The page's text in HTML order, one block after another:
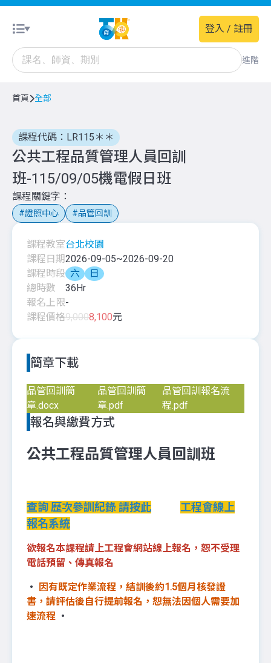
進階
登入 / 註冊
首頁 全部
課程代碼：LR115＊＊
公共工程品質管理人員回訓
班-115/09/05機電假日班
課程關鍵字
證照中心 品管回訓
課程教室台北校園
課程日期2026-09-05~2026-09-20
課程時段 六
日
總時數
36Hr
報名上限-
課程價格9,0008,100元
簡章下載
品管回訓簡
章.docx
品管回訓簡
章.pdf
品管回訓報名流
程.pdf
報名與繳費方式
公共工程品質管理人員回訓班
查詢 歷次參訓紀錄 請按此
工程會線上
報名系統
欲報名本課程請上工程會網站線上報名，恕不受理
電話預留、傳真報名
‧
因有既定作業流程，結訓後約1.5個月核發證
書，請評估後自行提前報名，恕無法因個人需要加
速流程 ‧